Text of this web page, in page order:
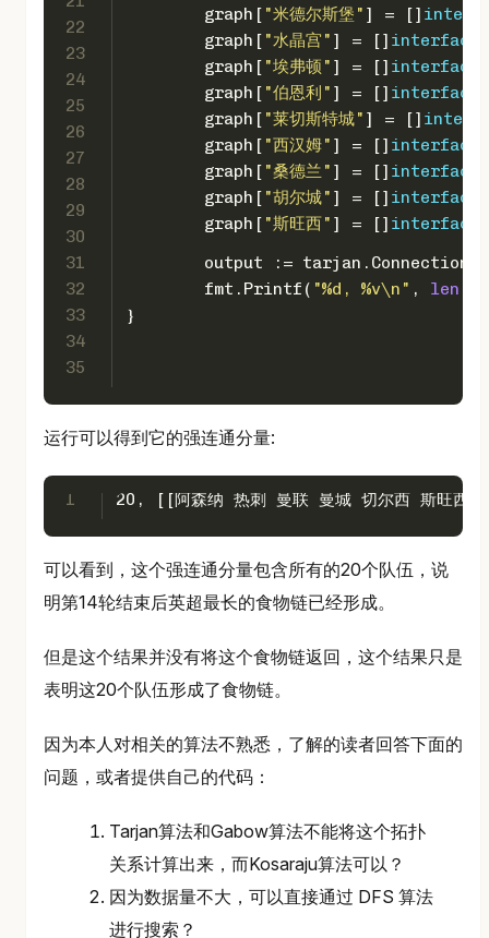
22
23
24
25
26
27
28
29
30
31
32
33
34
35
	graph[
"米德尔斯堡" ] = []
	graph[
"水晶宫" ] = [] interface
	graph[
"埃弗顿" ] = [] interface
	graph[
"伯恩利" ] = [] interface
	graph[
"莱切斯特城" ] = []
	graph[
"西汉姆" ] = [] interface
	graph[
"桑德兰" ] = [] interface
	graph[
"胡尔城" ] = [] interface
	graph[
"斯旺西" ] = [] interface
output :=
	fmt.Printf(
"%d, %v\n" , len
}
运行可以得到它的强连通分量:
1 20, [[阿森纳 热刺 曼联 曼城 切尔西 斯旺西 西
可以看到，这个强连通分量包含所有的20个队伍，说
明第14轮结束后英超最长的食物链已经形成。
但是这个结果并没有将这个食物链返回，这个结果只是
表明这20个队伍形成了食物链。
因为本人对相关的算法不熟悉，了解的读者回答下面的
问题，或者提供自己的代码：
Tarjan算法和Gabow算法不能将这个拓扑
关系计算出来，而Kosaraju算法可以？
因为数据量不大，可以直接通过 DFS 算法
进行搜索？